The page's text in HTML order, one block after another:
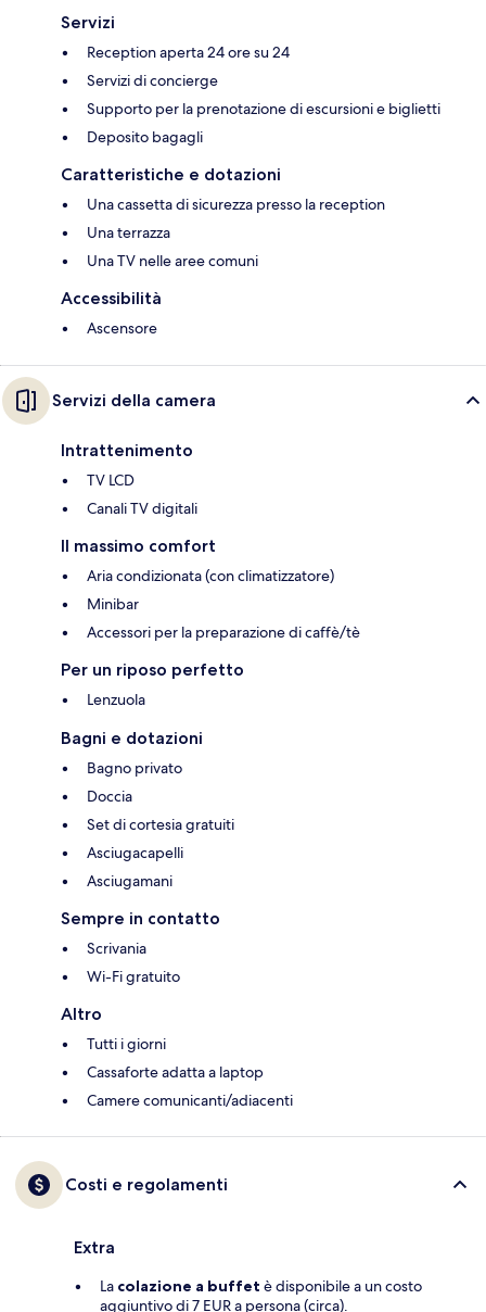
Servizi
Reception aperta 24 ore su 24
Servizi di concierge
Supporto per la prenotazione di escursioni e biglietti
Deposito bagagli
Caratteristiche e dotazioni
Una cassetta di sicurezza presso la reception
Una terrazza
Una TV nelle aree comuni
Accessibilità
Ascensore
Servizi della camera
Intrattenimento
TV LCD
Canali TV digitali
Il massimo comfort
Aria condizionata (con climatizzatore)
Minibar
Accessori per la preparazione di caffè/tè
Per un riposo perfetto
Lenzuola
Bagni e dotazioni
Bagno privato
Doccia
Set di cortesia gratuiti
Asciugacapelli
Asciugamani
Sempre in contatto
Scrivania
Wi-Fi gratuito
Altro
Tutti i giorni
Cassaforte adatta a laptop
Camere comunicanti/adiacenti
Costi e regolamenti
Extra
La colazione a buffet è disponibile a un costo
aggiuntivo di 7 EUR a persona (circa).